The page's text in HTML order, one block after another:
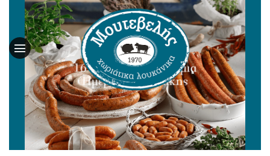
content
16 Μαϊου – Παγκόσμια
Ημέρα Κοιλιοκάκης